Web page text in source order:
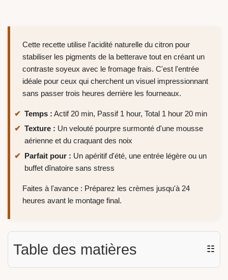
Cette recette utilise l'acidité naturelle du citron pour
stabiliser les pigments de la betterave tout en créant un
contraste soyeux avec le fromage frais. C'est l'entrée
idéale pour ceux qui cherchent un visuel impressionnant
sans passer trois heures derrière les fourneaux.
Temps : Actif 20 min, Passif 1 hour, Total 1 hour 20 min
Texture : Un velouté pourpre surmonté d'une mousse
aérienne et du craquant des noix
Parfait pour : Un apéritif d'été, une entrée légère ou un
buffet dînatoire sans stress
Faites à l'avance : Préparez les crèmes jusqu'à 24
heures avant le montage final.
Table des matières ☷